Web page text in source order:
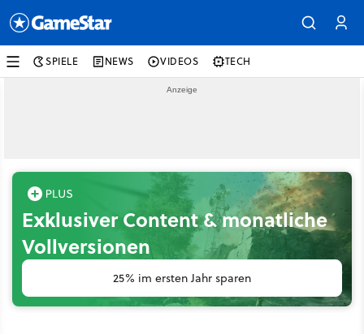
SPIELE NEWS VIDEOS TECH
Exklusiver Content & monatliche
Vollversionen
25% im ersten Jahr sparen